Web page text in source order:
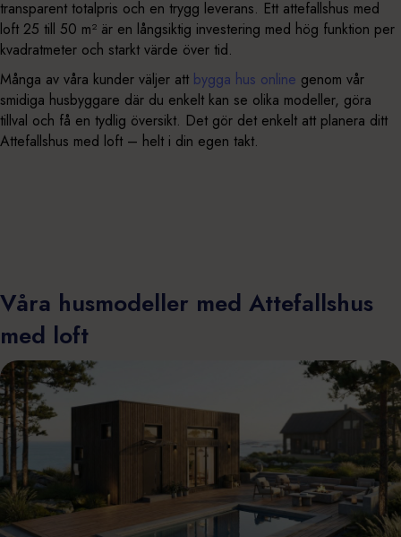
transparent totalpris och en trygg leverans. Ett attefallshus med
loft 25 till 50 m² är en långsiktig investering med hög funktion per
kvadratmeter och starkt värde över tid.
Många av våra kunder väljer att bygga hus online genom vår
smidiga husbyggare där du enkelt kan se olika modeller, göra
tillval och få en tydlig översikt. Det gör det enkelt att planera ditt
Attefallshus med loft – helt i din egen takt.
Våra husmodeller med Attefallshus
med loft